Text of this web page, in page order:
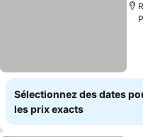
Sélectionnez des dates
les prix exacts